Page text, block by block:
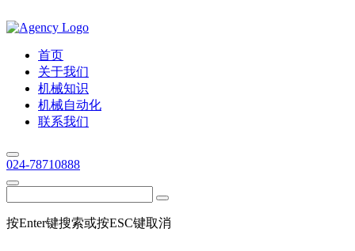
首页
关于我们
机械知识
机械自动化
联系我们
024-78710888
按Enter键搜索或按ESC键取消